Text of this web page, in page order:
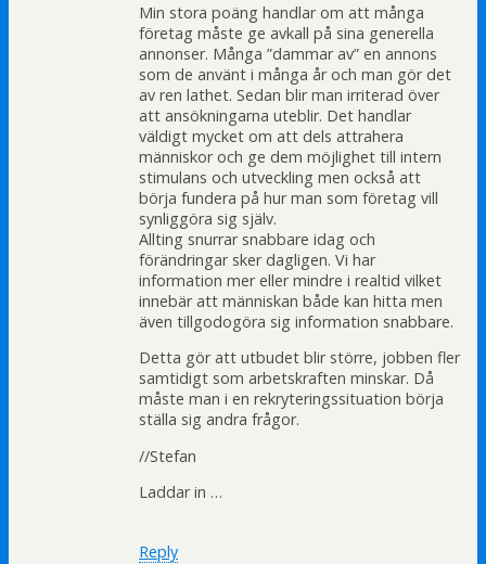
Min stora poäng handlar om att många
företag måste ge avkall på sina generella
annonser. Många ”dammar av” en annons
som de använt i många år och man gör det
av ren lathet. Sedan blir man irriterad över
att ansökningarna uteblir. Det handlar
väldigt mycket om att dels attrahera
människor och ge dem möjlighet till intern
stimulans och utveckling men också att
börja fundera på hur man som företag vill
synliggöra sig själv.
Allting snurrar snabbare idag och
förändringar sker dagligen. Vi har
information mer eller mindre i realtid vilket
innebär att människan både kan hitta men
även tillgodogöra sig information snabbare.
Detta gör att utbudet blir större, jobben fler
samtidigt som arbetskraften minskar. Då
måste man i en rekryteringssituation börja
ställa sig andra frågor.
//Stefan
Laddar in …
Reply